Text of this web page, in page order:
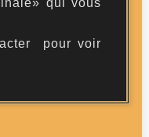
qui vous
pour voir